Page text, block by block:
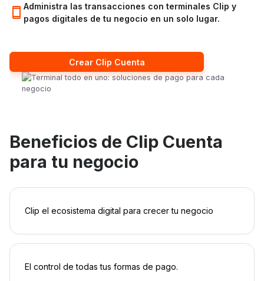
listo!
Administra las transacciones con terminales Clip y
pagos digitales de tu negocio en un solo lugar.
Crear Clip Cuenta
Beneficios de Clip Cuenta
para tu negocio
Clip el ecosistema digital para crecer tu negocio
El control de todas tus formas de pago.